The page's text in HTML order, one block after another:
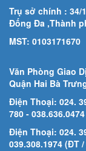
Trụ sở chính : 34/
Đống Đa ,Thành
MST: 0103171670
Văn Phòng Giao
Quận Hai Bà
Điện Thoại: 024.
780 -
Điện Thoại: 024.
039.308.1974 (ĐT